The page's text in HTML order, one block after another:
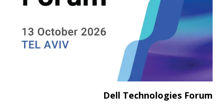
Dell Technologies Forum